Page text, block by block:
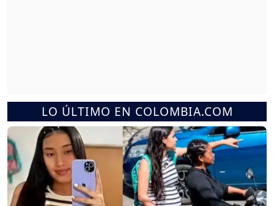
LO ÚLTIMO EN COLOMBIA.COM